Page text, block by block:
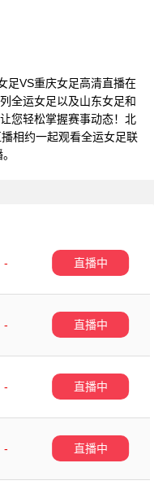
足VS重庆女足高清直播在
全运女足以及山东女足和
您轻松掌握赛事动态！北
相约一起观看全运女足联
-
直播中
-
直播中
-
直播中
-
直播中